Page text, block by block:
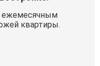
ежемесячным
квартиры.